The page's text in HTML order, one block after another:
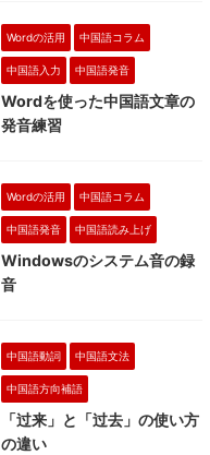
Wordの活用 中国語コラム
中国語入力 中国語発音
Wordを使った中国語文章の
発音練習
Wordの活用 中国語コラム
中国語発音 中国語読み上げ
Windowsのシステム音の録
音
中国語動詞 中国語文法
中国語方向補語
「过来」と「过去」の使い方
の違い